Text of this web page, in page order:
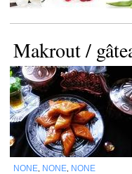
Makrout /
NONE NONE NONE